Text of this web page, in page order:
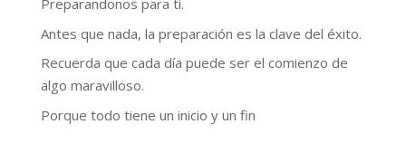
Preparandonos para ti.
Antes que nada, la preparación es la clave del éxito.
Recuerda que cada día puede ser el comienzo de
algo maravilloso.
Porque todo tiene un inicio y un fin